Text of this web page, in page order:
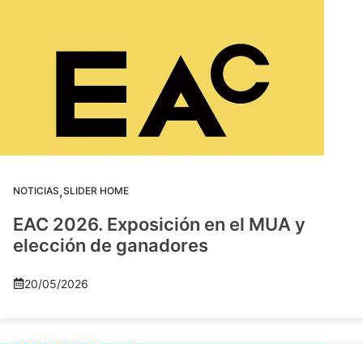
NOTICIAS,SLIDER HOME
EAC 2026. Exposición en el MUA y
elección de ganadores
20/05/2026